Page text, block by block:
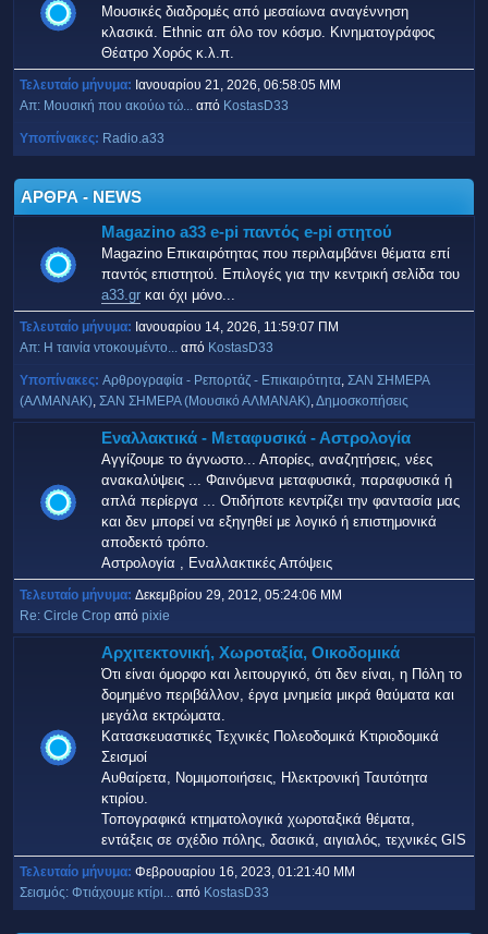
Μουσικές διαδρομές από μεσαίωνα αναγέννηση
κλασικά. Ethnic απ όλο τον κόσμο. Κινηματογράφος
Θέατρο Χορός κ.λ.π.
Τελευταίο μήνυμα: Ιανουαρίου 21, 2026, 06:58:05 ΜΜ
Απ: Μουσική που ακούω τώ... από KostasD33
Υποπίνακες Radio.a33
ΑΡΘΡΑ - NEWS
Magazino a33 e-pi παντός e-pi στητού
Magazino Επικαιρότητας που περιλαμβάνει θέματα επί
παντός επιστητού. Επιλογές για την κεντρική σελίδα του
a33.gr και όχι μόνο...
Τελευταίο μήνυμα: Ιανουαρίου 14, 2026, 11:59:07 ΠΜ
Απ: H ταινία ντοκουμέντο... από KostasD33
Υποπίνακες Αρθρογραφία - Ρεπορτάζ - Επικαιρότητα ΣΑΝ ΣΗΜΕΡΑ
(ΑΛΜΑΝΑΚ) ΣΑΝ ΣΗΜΕΡΑ (Μουσικό ΑΛΜΑΝΑΚ) Δημοσκοπήσεις
Εναλλακτικά - Μεταφυσικά - Αστρολογία
Αγγίζουμε το άγνωστο... Απορίες, αναζητήσεις, νέες
ανακαλύψεις ... Φαινόμενα μεταφυσικά, παραφυσικά ή
απλά περίεργα ... Οτιδήποτε κεντρίζει την φαντασία μας
και δεν μπορεί να εξηγηθεί με λογικό ή επιστημονικά
αποδεκτό τρόπο.
Αστρολογία , Εναλλακτικές Απόψεις
Τελευταίο μήνυμα: Δεκεμβρίου 29, 2012, 05:24:06 ΜΜ
Re: Circle Crop από pixie
Αρχιτεκτονική, Χωροταξία, Οικοδομικά
Ότι είναι όμορφο και λειτουργικό, ότι δεν είναι, η Πόλη το
δομημένο περιβάλλον, έργα μνημεία μικρά θαύματα και
μεγάλα εκτρώματα.
Κατασκευαστικές Τεχνικές Πολεοδομικά Κτιριοδομικά
Σεισμοί
Αυθαίρετα, Νομιμοποιήσεις, Ηλεκτρονική Ταυτότητα
κτιρίου.
Τοπογραφικά κτηματολογικά χωροταξικά θέματα,
εντάξεις σε σχέδιο πόλης, δασικά, αιγιαλός, τεχνικές GIS
Τελευταίο μήνυμα: Φεβρουαρίου 16, 2023, 01:21:40 ΜΜ
Σεισμός: Φτιάχουμε κτίρι... από KostasD33